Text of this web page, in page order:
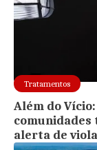
Tratamentos
Além do Vício:
comunidades
alerta de